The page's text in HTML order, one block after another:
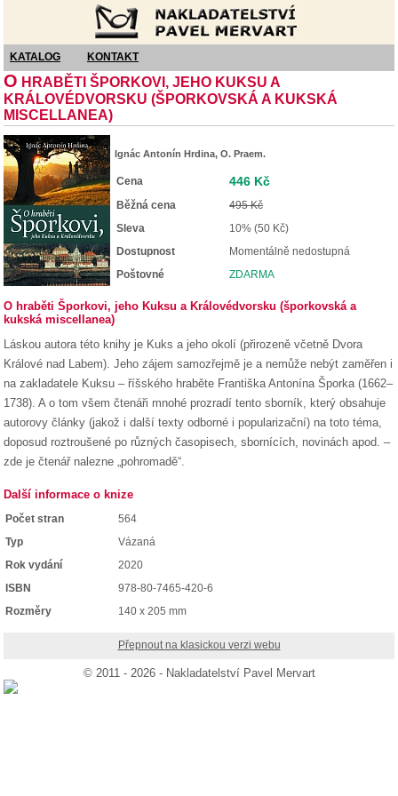
KATALOG KONTAKT
O HRABĚTI ŠPORKOVI, JEHO KUKSU A
KRÁLOVÉDVORSKU (ŠPORKOVSKÁ A KUKSKÁ
MISCELLANEA)
Ignác Antonín Hrdina, O. Praem.
Cena 446 Kč
Běžná cena
495 Kč
Sleva
10% (50 Kč)
Dostupnost
Momentálně nedostupná
Poštovné
ZDARMA
O hraběti Šporkovi, jeho Kuksu a Královédvorsku (šporkovská a
kukská miscellanea)
Láskou autora této knihy je Kuks a jeho okolí (přirozeně včetně Dvora
Králové nad Labem). Jeho zájem samozřejmě je a nemůže nebýt zaměřen i
na zakladatele Kuksu – říšského hraběte Františka Antonína Šporka (1662–
1738). A o tom všem čtenáři mnohé prozradí tento sborník, který obsahuje
autorovy články (jakož i další texty odborné i popularizační) na toto téma,
doposud roztroušené po různých časopisech, sbornících, novinách apod. –
zde je čtenář nalezne „pohromadě“.
Další informace o knize
Počet stran
564
Typ
Vázaná
Rok vydání
2020
ISBN
978-80-7465-420-6
Rozměry
140 x 205 mm
Přepnout na klasickou verzi webu
© 2011 - 2026 - Nakladatelství Pavel Mervart